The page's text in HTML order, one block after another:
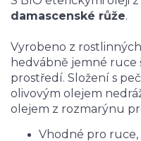
damascenské růže.
Vyrobeno z
hedvábně jemné
prostředí. Složení s
olivovým olejem
olejem z rozmarýnu
Vhodné pro ruce,